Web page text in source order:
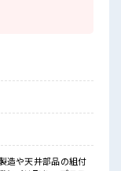
です！
ょう！
造や天井部品の組付